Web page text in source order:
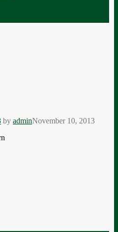
by adminNovember 10, 2013